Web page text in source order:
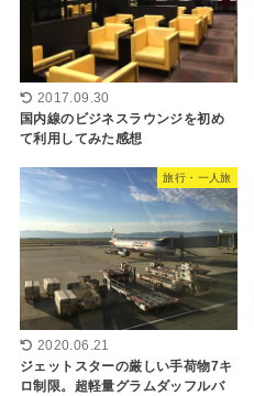
2017.09.30
国内線のビジネスラウンジを初め
て利用してみた感想
旅行・一人旅
2020.06.21
ジェットスターの厳しい手荷物7キ
ロ制限。超軽量グラムダッフルバ